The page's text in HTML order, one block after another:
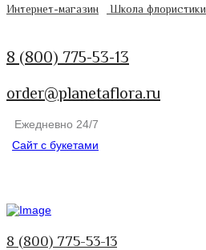
Интернет-магазин Школа флористики
8 (800) 775-53-13
order@planetaflora.ru
Ежедневно 24/7
Сайт с букетами
8 (800) 775-53-13